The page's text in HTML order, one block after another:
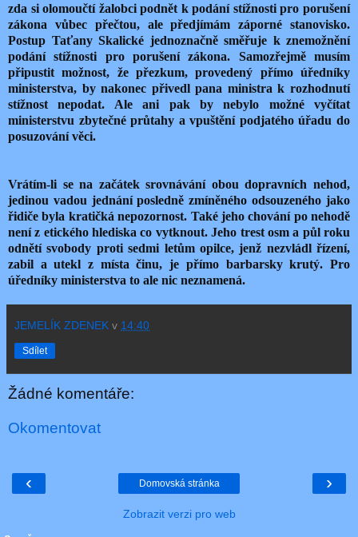
zda si olomoučtí žalobci podnět k podání stížnosti pro porušení
zákona vůbec přečtou, ale předjímám záporné stanovisko.
Postup Taťany Skalické jednoznačně směřuje k znemožnění
podání stížnosti pro porušení zákona. Samozřejmě musím
připustit možnost, že přezkum, provedený přímo úředníky
ministerstva, by nakonec přivedl pana ministra k rozhodnutí
stížnost nepodat. Ale ani pak by nebylo možné vyčítat
ministerstvu zbytečné průtahy a vpuštění podjatého úřadu do
posuzování věci.
Vrátím-li se na začátek srovnávání obou dopravních nehod,
jedinou vadou jednání posledně zmíněného odsouzeného jako
řidiče byla kratičká nepozornost. Také jeho chování po nehodě
není z etického hlediska co vytknout. Jeho trest osm a půl roku
odnětí svobody proti sedmi letům opilce, jenž nezvládl řízení,
zabil a utekl z místa činu, je přímo barbarsky krutý. Pro
úředníky ministerstva to ale nic neznamená.
JEMELÍK ZDENEK v 14:40
Sdílet
Žádné komentáře:
Okomentovat
‹ ›
Domovská stránka
Zobrazit verzi pro web